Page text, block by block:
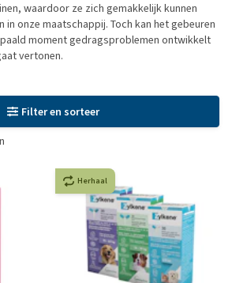
waardoor ze zich gemakkelijk kunnen
in onze maatschappij. Toch kan het gebeuren
moment gedragsproblemen ontwikkelt
vertonen.
Filter en sorteer
Herhaal